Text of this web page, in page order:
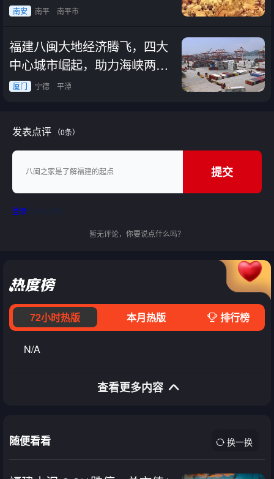
南安 南平 南平市
福建八闽大地经济腾飞，四大
中心城市崛起，助力海峡两岸
发展
厦门 宁德 平潭
发表点评 （0条）
提交
登录
暂无评论，你要说点什么吗？
72小时热版 本月热版 排行榜
N/A
查看更多内容
随便看看 换一换